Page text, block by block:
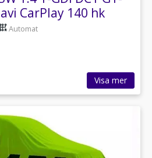
CarPlay 140 hk
Automat
Visa mer